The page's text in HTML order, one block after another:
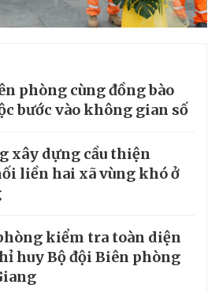
phòng cùng đồng bào
bước vào không gian số
xây dựng cầu thiện
liền hai xã vùng khó ở
kiểm tra toàn diện
huy Bộ đội Biên phòng